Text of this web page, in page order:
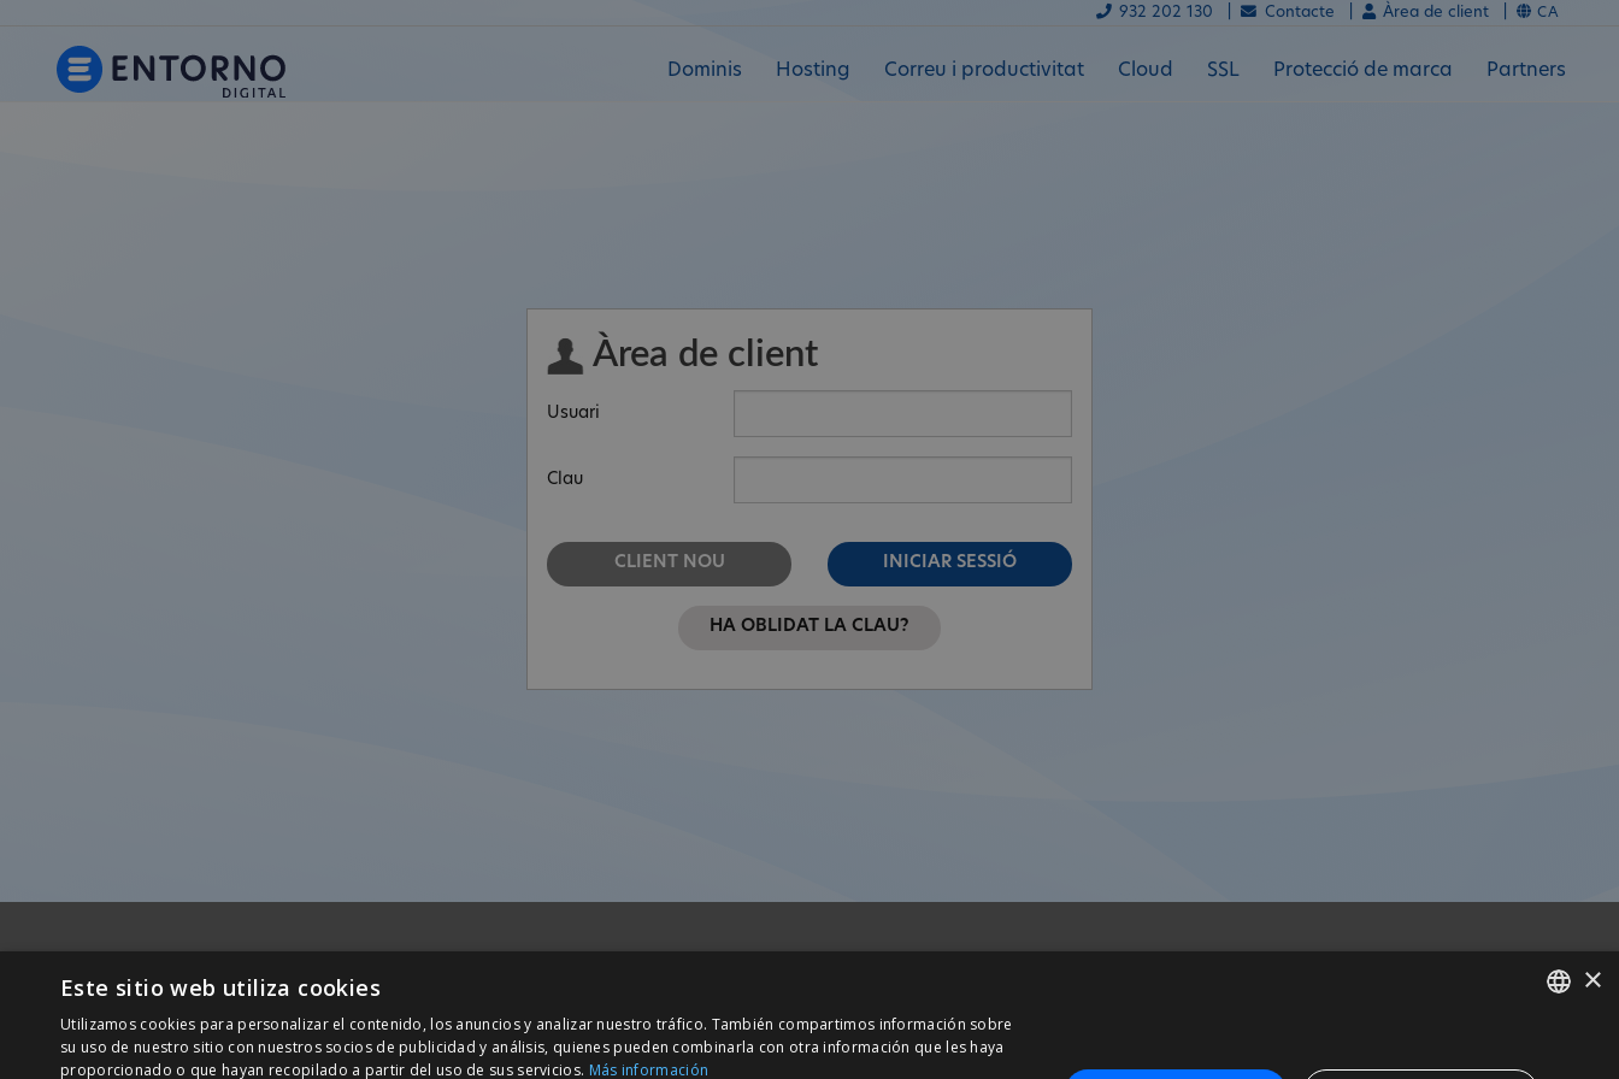
Dominis Hosting Correu i productivitat Cloud SSL Protecció de marca Partners
932 202 130 | Contacte | Àrea de client | CA
Àrea de client
Usuari
Clau
CLIENT NOU INICIAR SESSIÓ
HA OBLIDAT LA CLAU?
+34 932 20 21 30
C/ Santa Anna, 32
08290 Cerdanyola Vallès
C/ Josep Estivill, 11-13
08027 Barcelona
×
Este sitio web utiliza cookies
Utilizamos cookies para personalizar el contenido, los anuncios y analizar nuestro tráfico. También compartimos información sobre
su uso de nuestro sitio con nuestros socios de publicidad y análisis, quienes pueden combinarla con otra información que les haya
proporcionado o que hayan recopilado a partir del uso de sus servicios. Más información